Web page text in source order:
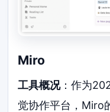
Miro
工具概况：作为
觉协作平台，Miro